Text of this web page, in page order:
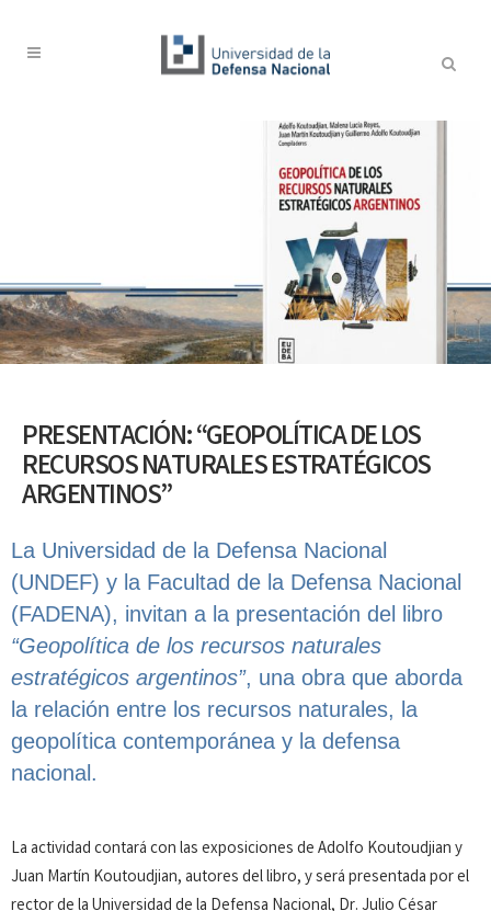
PRESENTACIÓN: “GEOPOLÍTICA DE LOS
RECURSOS NATURALES ESTRATÉGICOS
ARGENTINOS”
La Universidad de la Defensa Nacional
(UNDEF) y la Facultad de la Defensa Nacional
(FADENA), invitan a la presentación del libro
“Geopolítica de los recursos naturales
estratégicos argentinos”, una obra que aborda
la relación entre los recursos naturales, la
geopolítica contemporánea y la defensa
nacional.
La actividad contará con las exposiciones de Adolfo Koutoudjian y
Juan Martín Koutoudjian, autores del libro, y será presentada por el